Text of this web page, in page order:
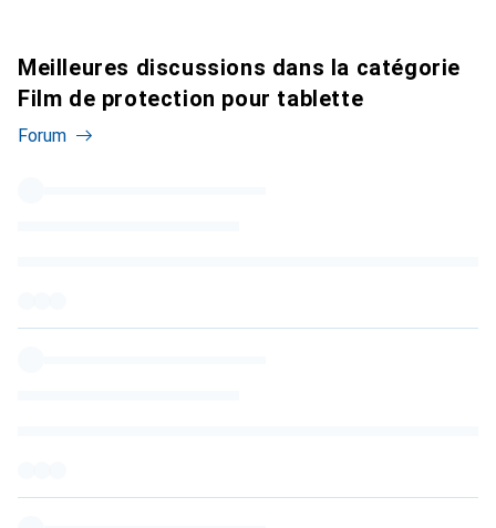
Meilleures discussions dans la catégorie
Film de protection pour tablette
Forum